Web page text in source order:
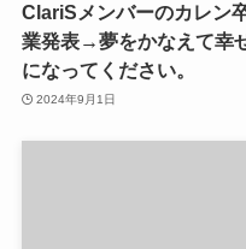
ClariSメンバーのカレン
業発表→夢をかなえて幸
になってください。
2024年9月1日